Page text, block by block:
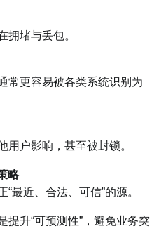
拥堵与丢包。
常更容易被各类系统识别为
用户影响，甚至被封锁。
略
最近、合法、可信”的源。
提升“可预测性”，避免业务突